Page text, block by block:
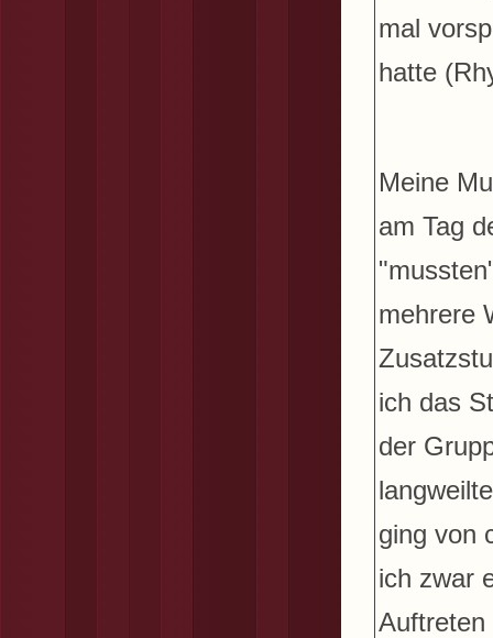
mal
hatte
Meine
am Tag
mehrere
ich das
der
ging von
ich zwar
Auftreten